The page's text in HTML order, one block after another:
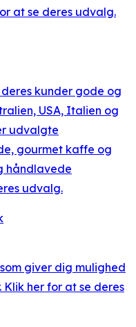
at se deres udvalg.
kunder gode og
USA, Italien og
udvalgte
gourmet kaffe og
håndlavede
udvalg.
giver dig mulighed
her for at se deres